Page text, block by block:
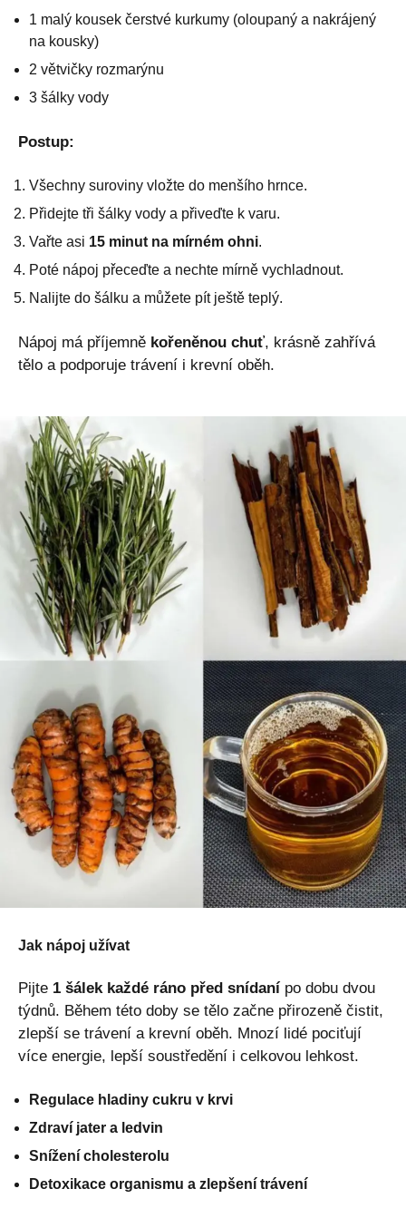
1 malý kousek čerstvé kurkumy (oloupaný a nakrájený
na kousky)
2 větvičky rozmarýnu
3 šálky vody
Postup:
Všechny suroviny vložte do menšího hrnce.
Přidejte tři šálky vody a přiveďte k varu.
Vařte asi 15 minut na mírném ohni.
Poté nápoj přeceďte a nechte mírně vychladnout.
Nalijte do šálku a můžete pít ještě teplý.
Nápoj má příjemně kořeněnou chuť, krásně zahřívá
tělo a podporuje trávení i krevní oběh.
Jak nápoj užívat
Pijte 1 šálek každé ráno před snídaní po dobu dvou
týdnů. Během této doby se tělo začne přirozeně čistit,
zlepší se trávení a krevní oběh. Mnozí lidé pociťují
více energie, lepší soustředění i celkovou lehkost.
Regulace hladiny cukru v krvi
Zdraví jater a ledvin
Snížení cholesterolu
Detoxikace organismu a zlepšení trávení